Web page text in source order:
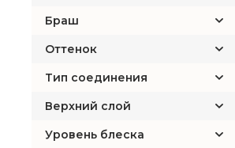
Браш
Оттенок
Тип соединения
Верхний слой
Уровень блеска